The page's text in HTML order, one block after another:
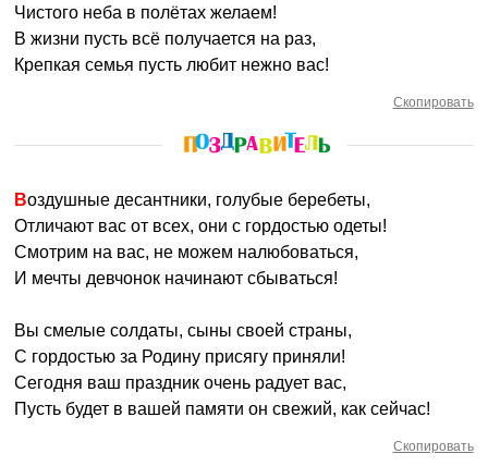
Чистого неба в полётах желаем!
В жизни пусть всё получается на раз,
Крепкая семья пусть любит нежно вас!
Скопировать
Воздушные десантники, голубые беребеты,
Отличают вас от всех, они с гордостью одеты!
Смотрим на вас, не можем налюбоваться,
И мечты девчонок начинают сбываться!
Вы смелые солдаты, сыны своей страны,
С гордостью за Родину присягу приняли!
Сегодня ваш праздник очень радует вас,
Пусть будет в вашей памяти он свежий, как сейчас!
Скопировать